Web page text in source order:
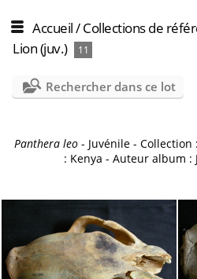
Accueil/Collections de
Lion (juv.)
11
Rechercher dans ce lot
Panthera leo- Juvénile - Collection
: Kenya - Auteur album :